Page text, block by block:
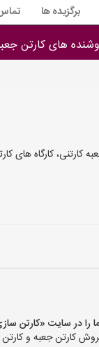
برگزیده ها
های کارتن
کارگاه های
«کارتن سازی ها» دیده
کارتن جعبه و